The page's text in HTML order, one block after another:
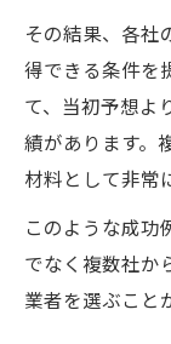
その結果、各社
得できる条件を
て、当初予想よ
績があります。
材料として非常
このような成功
でなく複数社か
業者を選ぶこと